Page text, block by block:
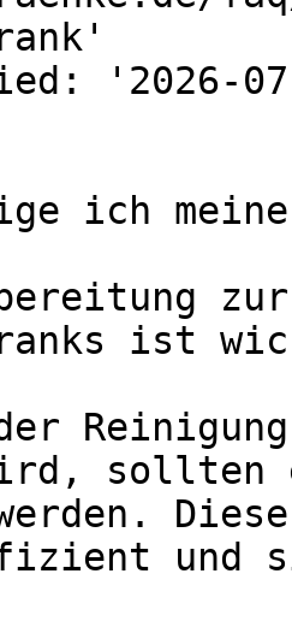
'2026-
ich
ist
sollten
und